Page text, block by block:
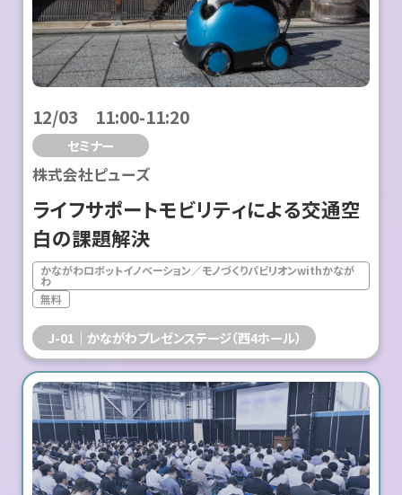
J-01 かながわプレゼンステージ（西4ホール）
12/03 11:00-11:20
セミナー
株式会社ピューズ
ライフサポートモビリティによる交通空
白の課題解決
かながわロボットイノベーション／モノづくりパビリオンwithかなが
わ
無料